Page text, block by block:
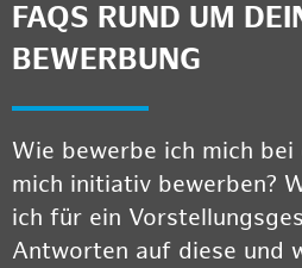
FAQS RUND UM
BEWERBUNG
Wie bewerbe ich mich bei
mich initiativ bewerben?
ich für ein
Antworten auf diese und